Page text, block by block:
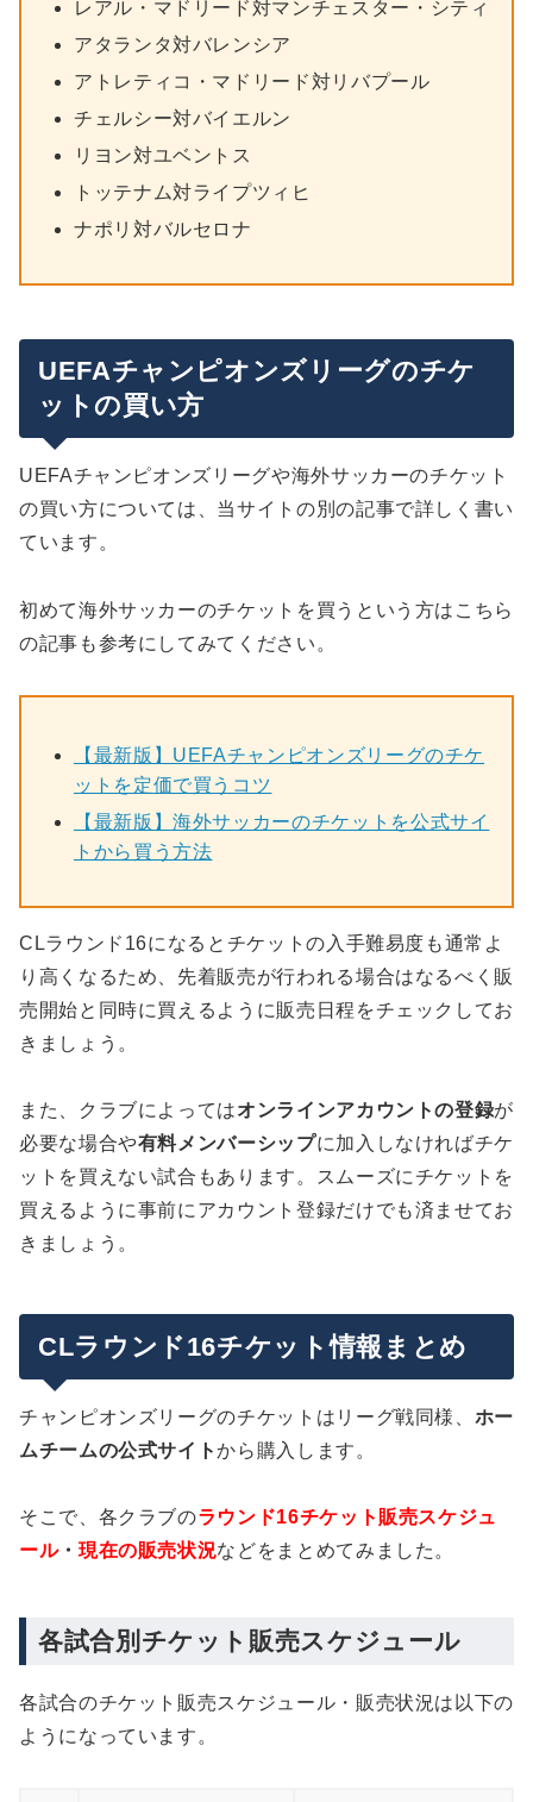
レアル・マドリード対マンチェスター・シティ
アタランタ対バレンシア
アトレティコ・マドリード対リバプール
チェルシー対バイエルン
リヨン対ユベントス
トッテナム対ライプツィヒ
ナポリ対バルセロナ
UEFAチャンピオンズリーグのチケ
ットの買い方
UEFAチャンピオンズリーグや海外サッカーのチケット
の買い方については、当サイトの別の記事で詳しく書い
ています。
初めて海外サッカーのチケットを買うという方はこちら
の記事も参考にしてみてください。
【最新版】UEFAチャンピオンズリーグのチケ
ットを定価で買うコツ
【最新版】海外サッカーのチケットを公式サイ
トから買う方法
CLラウンド16になるとチケットの入手難易度も通常よ
り高くなるため、先着販売が行われる場合はなるべく販
売開始と同時に買えるように販売日程をチェックしてお
きましょう。
また、クラブによってはオンラインアカウントの登録が
必要な場合や有料メンバーシップに加入しなければチケ
ットを買えない試合もあります。スムーズにチケットを
買えるように事前にアカウント登録だけでも済ませてお
きましょう。
CLラウンド16チケット情報まとめ
チャンピオンズリーグのチケットはリーグ戦同様、 ホー
ムチームの公式サイトから購入します。
そこで、各クラブのラウンド16チケット販売スケジュ
ール・ 現在の販売状況などをまとめてみました。
各試合別チケット販売スケジュール
各試合のチケット販売スケジュール・販売状況は以下の
ようになっています。